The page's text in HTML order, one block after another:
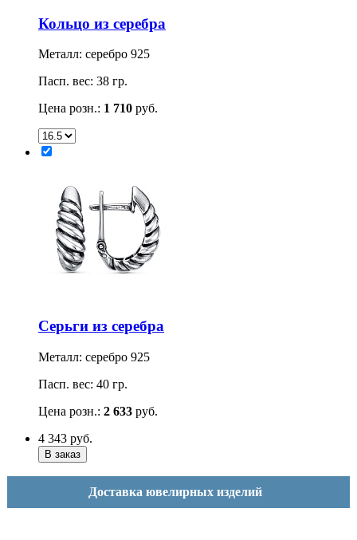
Кольцо из серебра
Металл: серебро 925
Пасп. вес: 38 гр.
Цена розн.: 1 710 руб.
Серьги из серебра
Металл: серебро 925
Пасп. вес: 40 гр.
Цена розн.: 2 633 руб.
4 343 руб.
Доставка ювелирных изделий